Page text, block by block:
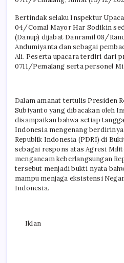
Bertindak selaku Inspektur
04/Comal Mayor Har Sodikin
(Danup) dijabat Danramil 08/
Andumiyanta dan sebagai
Ali. Peserta upacara terdiri dari
0711/Pemalang serta personel
Dalam amanat tertulis Presiden
Subiyanto yang dibacakan oleh
disampaikan bahwa setiap
Indonesia mengenang
Republik Indonesia (PDRI) di
sebagai respons atas Agresi
mengancam keberlangsungan
tersebut menjadi bukti nyata
mampu menjaga eksistensi
Indonesia.
Iklan